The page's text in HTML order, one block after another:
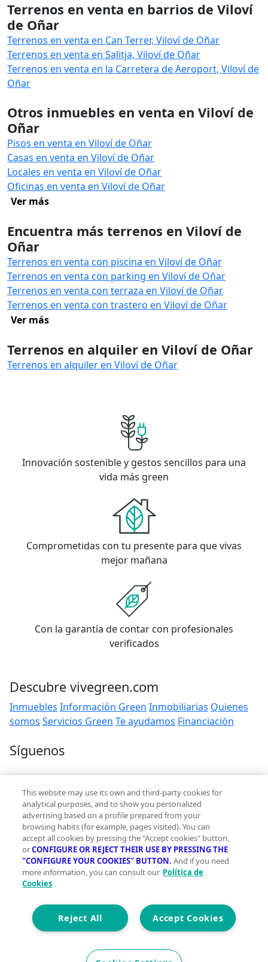
Terrenos en venta en barrios de Viloví
de Oñar
Terrenos en venta en Can Terrer, Viloví de Oñar
Terrenos en venta en Salitja, Viloví de Oñar
Terrenos en venta en la Carretera de Aeroport, Viloví de
Oñar
Otros inmuebles en venta en Viloví de
Oñar
Pisos en venta en Viloví de Oñar
Casas en venta en Viloví de Oñar
Locales en venta en Viloví de Oñar
Oficinas en venta en Viloví de Oñar
Ver más
Encuentra más terrenos en Viloví de
Oñar
Terrenos en venta con piscina en Viloví de Oñar
Terrenos en venta con parking en Viloví de Oñar
Terrenos en venta con terraza en Viloví de Oñar
Terrenos en venta con trastero en Viloví de Oñar
Ver más
Terrenos en alquiler en Viloví de Oñar
Terrenos en alquiler en Viloví de Oñar
Innovación sostenible y gestos sencillos para una
vida más green
Comprometidas con tu presente para que vivas
mejor mañana
Con la garantía de contar con profesionales
verificados
Descubre vivegreen.com
Inmuebles Información Green Inmobiliarias Quienes
somos Servicios Green Te ayudamos Financiación
Síguenos
Contacto
hola@vivegreen.com
Aviso Legal
Condiciones de uso
Politica de privacidad
Política de cookies
Accesibilidad
© 2026 Vivegreen - Todos los derechos reservados - UCI
This website may use its own and third-party cookies for
analytical purposes, and to show you personalized
advertising based on a profile prepared from your
browsing habits (for example, pages visited). You can
accept all cookies by pressing the "Accept cookies" button,
orCONFIGURE OR REJECT THEIR USE BY PRESSING THE
"CONFIGURE YOUR COOKIES" BUTTON. And if you need
more information, you can consult our Política de
Cookies
Accept Cookies
Reject All